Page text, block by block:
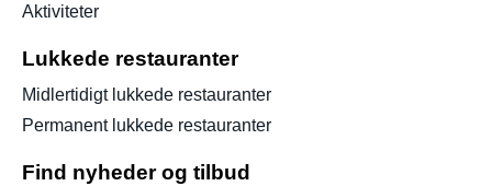
Aktiviteter
Lukkede restauranter
Midlertidigt lukkede restauranter
Permanent lukkede restauranter
Find nyheder og tilbud